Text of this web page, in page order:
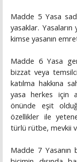
Madde 5 Yasa
yasaklar. Yasaların
kimse yasanın
Madde 6 Yasa
bizzat veya
katılma hakkına
yasa herkes için
önünde eşit
özellikler ile
türlü rütbe, mevkii
Madde 7 Yasanın